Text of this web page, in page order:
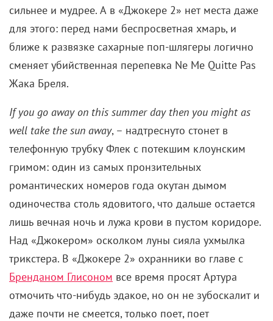
сильнее и мудрее. А в «Джокере 2» нет места даже
для этого: перед нами беспросветная хмарь, и
ближе к развязке сахарные поп-шлягеры логично
сменяет убийственная перепевка Ne Me Quitte Pas
Жака Бреля.
If you go away on this summer day then you might as
well take the sun away, – надтреснуто стонет в
телефонную трубку Флек с потекшим клоунским
гримом: один из самых пронзительных
романтических номеров года окутан дымом
одиночества столь ядовитого, что дальше остается
лишь вечная ночь и лужа крови в пустом коридоре.
Над «Джокером» осколком луны сияла ухмылка
трикстера. В «Джокере 2» охранники во главе с
Бренданом Глисоном все время просят Артура
отмочить что-нибудь эдакое, но он не зубоскалит и
даже почти не смеется, только поет, поет